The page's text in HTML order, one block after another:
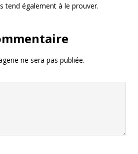
tend également à le prouver.
ne sera pas publiée.